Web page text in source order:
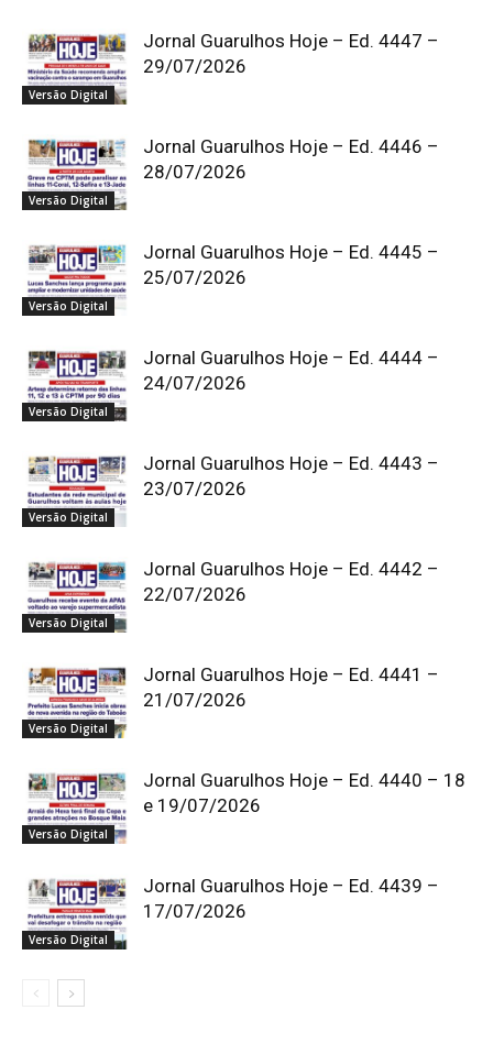
Versão Digital
Jornal Guarulhos Hoje – Ed. 4447 –
29/07/2026
Versão Digital
Jornal Guarulhos Hoje – Ed. 4446 –
28/07/2026
Versão Digital
Jornal Guarulhos Hoje – Ed. 4445 –
25/07/2026
Versão Digital
Jornal Guarulhos Hoje – Ed. 4444 –
24/07/2026
Versão Digital
Jornal Guarulhos Hoje – Ed. 4443 –
23/07/2026
Versão Digital
Jornal Guarulhos Hoje – Ed. 4442 –
22/07/2026
Versão Digital
Jornal Guarulhos Hoje – Ed. 4441 –
21/07/2026
Versão Digital
Jornal Guarulhos Hoje – Ed. 4440 – 18
e 19/07/2026
Versão Digital
Jornal Guarulhos Hoje – Ed. 4439 –
17/07/2026